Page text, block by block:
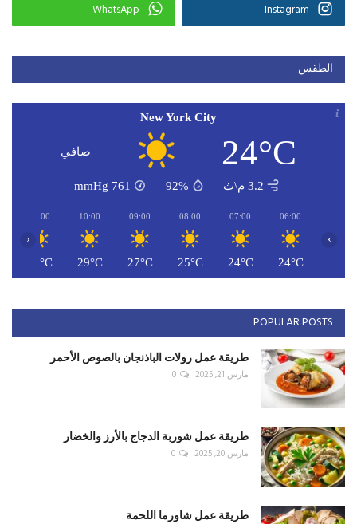
Instagram
WhatsApp
الطقس
New York City
24°C صافي
3.2 م\ث 92%
761
mmHg
06:00
24°C
07:00
24°C
08:00
25°C
09:00
27°C
10:00
29°C
11:00
30°C
‹ ›
POPULAR POSTS
طريقة عمل رولات الباذنجان بالصوص الأحمر
مارس 21, 2025 0
طريقة عمل شوربة الدجاج بالأرز والخضار
مارس 20, 2025 0
طريقة عمل شاورما اللحمة